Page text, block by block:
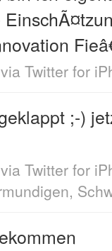
via Twitter for
;-)
via Twitter for